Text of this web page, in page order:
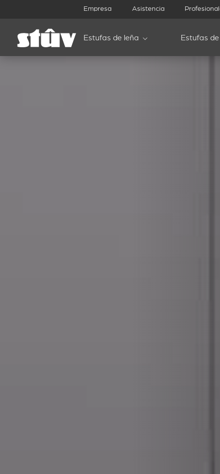
Empresa Asistencia
Estufas de leña Estufas